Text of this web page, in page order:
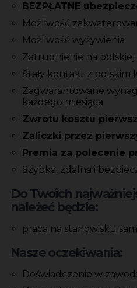
BEZPŁATNE
Możliwość
Możliwość wyżywienia
Zatrudnienie na
Stały kontakt z polskim
Zagwarantowane
każdego miesiąca
Zwrotu kosztu
Zaliczki przez
Premia za polecenie
Szybka, zdalna i
Do Twoich
należeć będzie:
praca na stanowisku
Nasze oczekiwania:
Doświadczenie w